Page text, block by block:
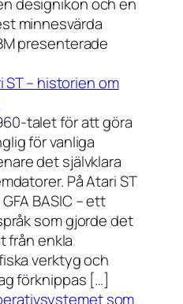
designikon och en
minnesvärda
presenterade
– historien om
talet för att göra
för vanliga
det självklara
På Atari ST
BASIC – ett
som gjorde det
från enkla
verktyg och
förknippas […]
som